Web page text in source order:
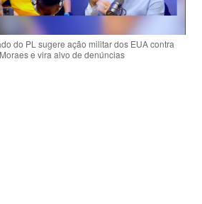
do PL sugere ação militar dos EUA contra
e vira alvo de denúncias